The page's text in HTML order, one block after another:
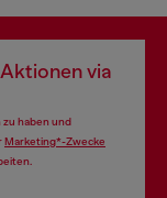
via
zu haben und
Marketing*-Zwecke